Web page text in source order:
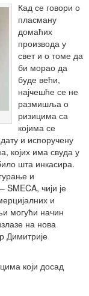
Кад се говори о
пласману
домаћих
производа у
свет и о томе да
би морао да
буде већи,
најчешће се не
размишља о
ризицима са
којима се
и испоручену
којих има свуда у
шта инкасира.
и
чији је
и
могући начин
на нова
Димитрије
који досад